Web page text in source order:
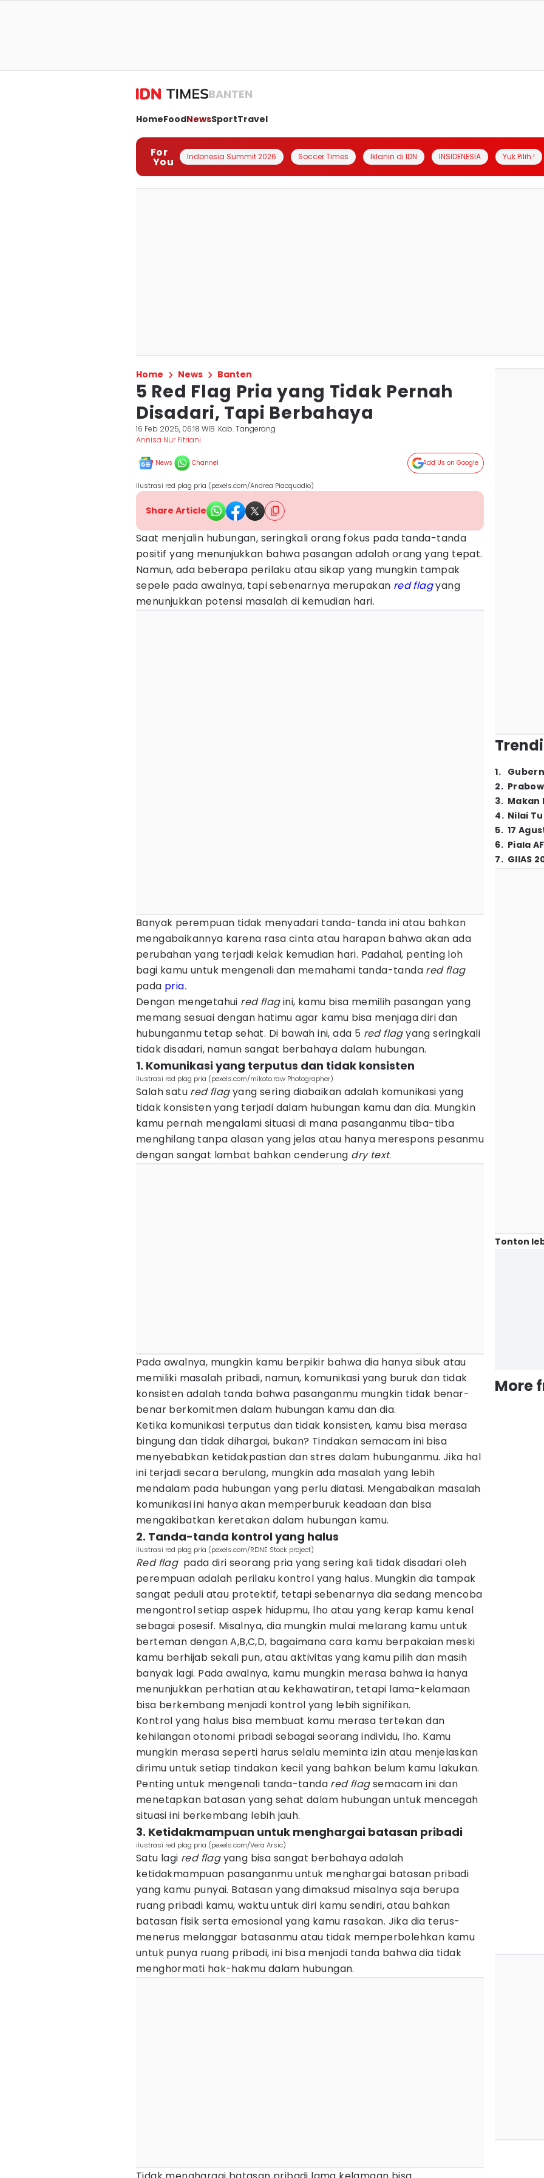
BANTEN
HomeFoodNewsSportTravel
For
You Indonesia Summit 2026 Soccer Times Iklanin di IDN INSIDENESIA Yuk Pilih !
Home News Banten
5 Red Flag Pria yang Tidak Pernah
Disadari, Tapi Berbahaya
16 Feb 2025, 06:18 WIB Kab. Tangerang
Annisa Nur Fitriani
News Channel Add Us on Google
ilustrasi red plag pria (pexels.com/Andrea Piacquadio)
Share Article
Saat menjalin hubungan, seringkali orang fokus pada tanda-tanda
positif yang menunjukkan bahwa pasangan adalah orang yang tepat.
Namun, ada beberapa perilaku atau sikap yang mungkin tampak
sepele pada awalnya, tapi sebenarnya merupakan red flagyang
menunjukkan potensi masalah di kemudian hari.
Banyak perempuan tidak menyadari tanda-tanda ini atau bahkan
mengabaikannya karena rasa cinta atau harapan bahwa akan ada
perubahan yang terjadi kelak kemudian hari. Padahal, penting loh
bagi kamu untuk mengenali dan memahami tanda-tanda red flag
pada pria.
Dengan mengetahui red flagini, kamu bisa memilih pasangan yang
memang sesuai dengan hatimu agar kamu bisa menjaga diri dan
hubunganmu tetap sehat. Di bawah ini, ada 5 red flagyang seringkali
tidak disadari, namun sangat berbahaya dalam hubungan.
1. Komunikasi yang terputus dan tidak konsisten
ilustrasi red plag pria (pexels.com/mikoto.raw Photographer)
Salah satu red flagyang sering diabaikan adalah komunikasi yang
tidak konsisten yang terjadi dalam hubungan kamu dan dia. Mungkin
kamu pernah mengalami situasi di mana pasanganmu tiba-tiba
menghilang tanpa alasan yang jelas atau hanya merespons pesanmu
dengan sangat lambat bahkan cenderung dry text.
Pada awalnya, mungkin kamu berpikir bahwa dia hanya sibuk atau
memiliki masalah pribadi, namun, komunikasi yang buruk dan tidak
konsisten adalah tanda bahwa pasanganmu mungkin tidak benar-
benar berkomitmen dalam hubungan kamu dan dia.
Ketika komunikasi terputus dan tidak konsisten, kamu bisa merasa
bingung dan tidak dihargai, bukan? Tindakan semacam ini bisa
menyebabkan ketidakpastian dan stres dalam hubunganmu. Jika hal
ini terjadi secara berulang, mungkin ada masalah yang lebih
mendalam pada hubungan yang perlu diatasi. Mengabaikan masalah
komunikasi ini hanya akan memperburuk keadaan dan bisa
mengakibatkan keretakan dalam hubungan kamu.
2. Tanda-tanda kontrol yang halus
ilustrasi red plag pria (pexels.com/RDNE Stock project)
Red flag pada diri seorang pria yang sering kali tidak disadari oleh
perempuan adalah perilaku kontrol yang halus. Mungkin dia tampak
sangat peduli atau protektif, tetapi sebenarnya dia sedang mencoba
mengontrol setiap aspek hidupmu, lho atau yang kerap kamu kenal
sebagai posesif. Misalnya, dia mungkin mulai melarang kamu untuk
berteman dengan A,B,C,D, bagaimana cara kamu berpakaian meski
kamu berhijab sekali pun, atau aktivitas yang kamu pilih dan masih
banyak lagi. Pada awalnya, kamu mungkin merasa bahwa ia hanya
menunjukkan perhatian atau kekhawatiran, tetapi lama-kelamaan
bisa berkembang menjadi kontrol yang lebih signifikan.
Kontrol yang halus bisa membuat kamu merasa tertekan dan
kehilangan otonomi pribadi sebagai seorang individu, lho. Kamu
mungkin merasa seperti harus selalu meminta izin atau menjelaskan
dirimu untuk setiap tindakan kecil yang bahkan belum kamu lakukan.
Penting untuk mengenali tanda-tanda red flagsemacam ini dan
menetapkan batasan yang sehat dalam hubungan untuk mencegah
situasi ini berkembang lebih jauh.
3. Ketidakmampuan untuk menghargai batasan pribadi
ilustrasi red plag pria (pexels.com/Vera Arsic)
Satu lagi red flagyang bisa sangat berbahaya adalah
ketidakmampuan pasanganmu untuk menghargai batasan pribadi
yang kamu punyai. Batasan yang dimaksud misalnya saja berupa
ruang pribadi kamu, waktu untuk diri kamu sendiri, atau bahkan
batasan fisik serta emosional yang kamu rasakan. Jika dia terus-
menerus melanggar batasanmu atau tidak memperbolehkan kamu
untuk punya ruang pribadi, ini bisa menjadi tanda bahwa dia tidak
menghormati hak-hakmu dalam hubungan.
1.
2.
3. Makan
4. Nilai
5. 17
6. Piala
7. GIIAS
Tonton
More